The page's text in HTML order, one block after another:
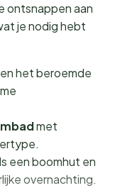
ontsnappen aan
je nodig hebt
en het beroemde
met
een boomhut en
overnachting.